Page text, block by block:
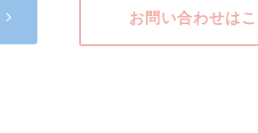
お問い合わせは